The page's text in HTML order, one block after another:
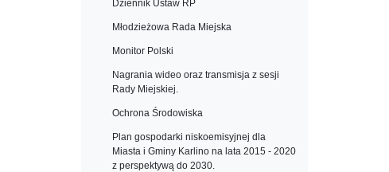
Dziennik Ustaw RP
Młodzieżowa Rada Miejska
Monitor Polski
Nagrania wideo oraz transmisja z sesji
Rady Miejskiej.
Ochrona Środowiska
Plan gospodarki niskoemisyjnej dla
Miasta i Gminy Karlino na lata 2015 - 2020
z perspektywą do 2030.